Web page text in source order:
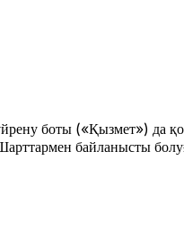
боты («Қызмет») да
байланысты